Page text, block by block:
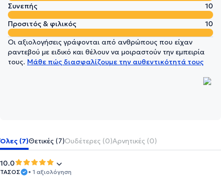
Συνεπής
10
Προσιτός & φιλικός
10
Οι αξιολογήσεις γράφονται από ανθρώπους που είχαν
ραντεβού με ειδικό και θέλουν να μοιραστούν την εμπειρία
τους. Μάθε πώς διασφαλίζουμε την αυθεντικότητά τους
Όλες (7)Θετικές (7)Ουδέτερες (0)Αρνητικές (0)
10.0
ΤΑΣΟΣ
• 1 αξιολόγηση